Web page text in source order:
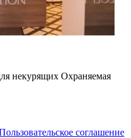
некурящих Охраняемая
соглашение